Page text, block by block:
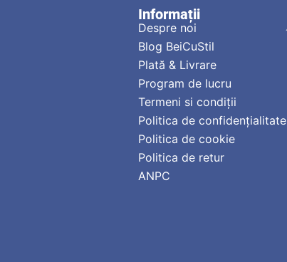
Informații
Despre noi
Blog BeiCuStil
Plată & Livrare
Program de lucru
Termeni si condiții
Politica de confidențialitate
Politica de cookie
Politica de retur
ANPC